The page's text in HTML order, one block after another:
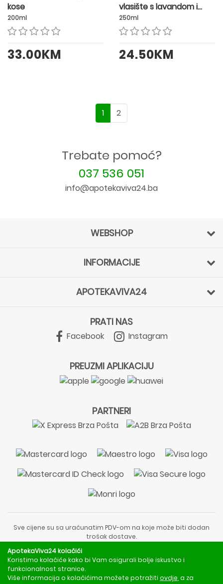
kose
200ml
33.00KM
vlasište s lavandom i
medom
250ml
24.50KM
1 2
Trebate pomoć?
037 536 051
info@apotekaviva24.ba
WEBSHOP
INFORMACIJE
APOTEKAVIVA24
PRATI NAS
Facebook Instagram
PREUZMI APLIKACIJU
PARTNERI
Sve cijene su sa uračunatim PDV-om na koje može biti dodan
trošak dostave.
liječnički pregled ili savjet farmaceuta.
Za obavijesti o mjerama opreza, rizicima i nuspojavama
obratite se svom liječniku ili farmaceutu.
ApotekaViva24 kolačići
Koristimo kolačiće kako bi Vam osigurali bolje iskustvo i
funkcionalnost stranice.
Više informacija o kolačićima možete potražiti ovdje , a za